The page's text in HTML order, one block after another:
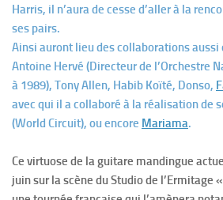
Harris, il n’aura de cesse d’aller à la
ses pairs.
Ainsi auront lieu des collaborations aussi
Antoine Hervé (Directeur de l’Orchestre
à 1989), Tony Allen, Habib Koïté, Donso,
avec qui il a collaboré à la réalisation de
(World Circuit), ou encore Mariama.
Ce virtuose de la guitare mandingue
juin sur la scène du Studio de l’Ermitage «